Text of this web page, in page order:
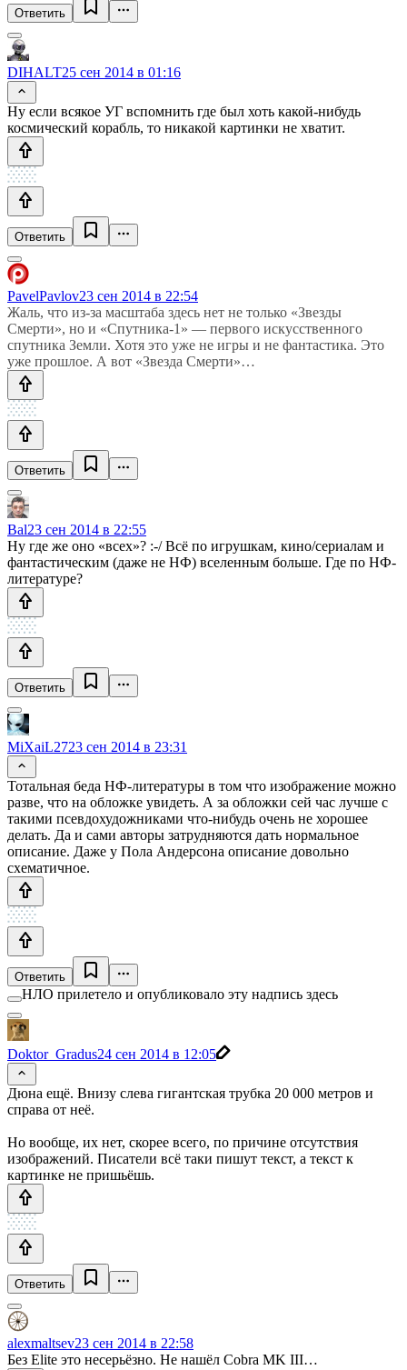
Ответить
DIHALT25 сен 2014 в 01:16
Ну если всякое УГ вспомнить где был хоть какой-нибудь
космический корабль, то никакой картинки не хватит.
Ответить
PavelPavlov23 сен 2014 в 22:54
Жаль, что из-за масштаба здесь нет не только «Звезды
Смерти», но и «Спутника-1» — первого искусственного
спутника Земли. Хотя это уже не игры и не фантастика. Это
уже прошлое. А вот «Звезда Смерти»…
Ответить
Bal23 сен 2014 в 22:55
Ну где же оно «всех»? :-/ Всё по игрушкам, кино/сериалам и
фантастическим (даже не НФ) вселенным больше. Где по НФ-
литературе?
Ответить
MiXaiL2723 сен 2014 в 23:31
Тотальная беда НФ-литературы в том что изображение можно
разве, что на обложке увидеть. А за обложки сей час лучше с
такими псевдохудожниками что-нибудь очень не хорошее
делать. Да и сами авторы затрудняются дать нормальное
описание. Даже у Пола Андерсона описание довольно
схематичное.
Ответить
НЛО прилетело и опубликовало эту надпись здесь
Doktor_Gradus24 сен 2014 в 12:05
Дюна ещё. Внизу слева гигантская трубка 20 000 метров и
справа от неё.
Но вообще, их нет, скорее всего, по причине отсутствия
изображений. Писатели всё таки пишут текст, а текст к
картинке не пришьёшь.
Ответить
alexmaltsev23 сен 2014 в 22:58
Без Elite это несерьёзно. Не нашёл Cobra MK III…